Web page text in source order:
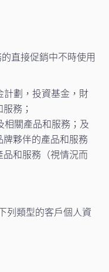
直接促銷中不時使用
計劃，投資基金，財
務；
相關產品和服務；及
夥伴的產品和服務
品和服務（視情況而
列類型的客戶個人資